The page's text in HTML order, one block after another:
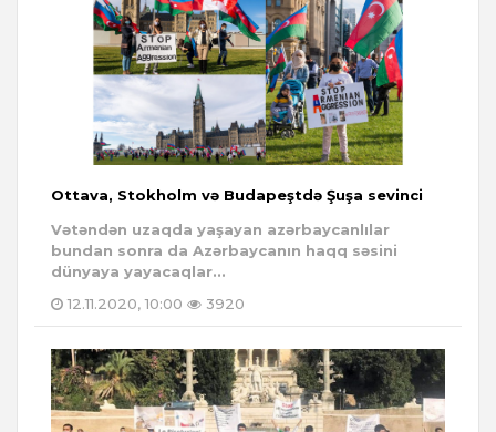
Ottava, Stokholm və Budapeştdə Şuşa sevinci
Vətəndən uzaqda yaşayan azərbaycanlılar
bundan sonra da Azərbaycanın haqq səsini
dünyaya yayacaqlar...
12.11.2020, 10:00
3920